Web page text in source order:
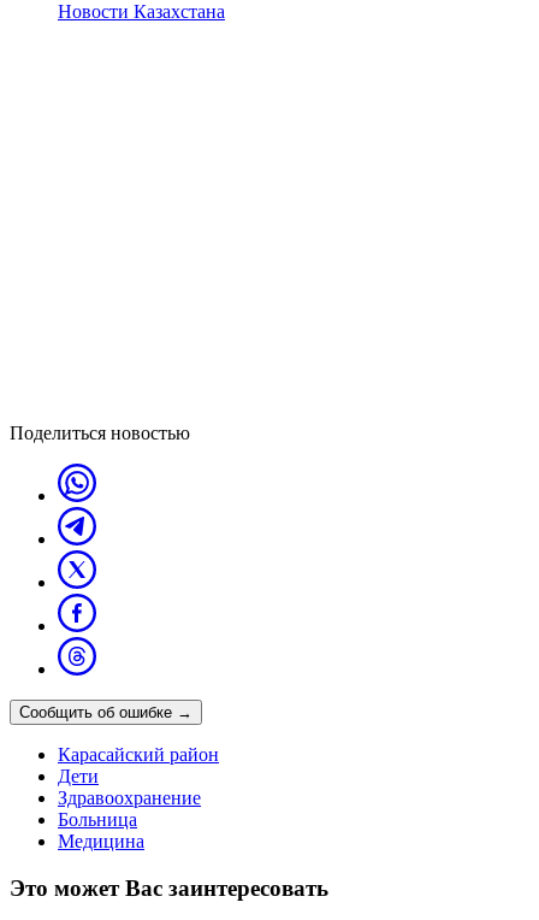
Новости Казахстана
Поделиться новостью
Сообщить об ошибке →
Карасайский район
Дети
Здравоохранение
Больница
Медицина
Это может Вас заинтересовать